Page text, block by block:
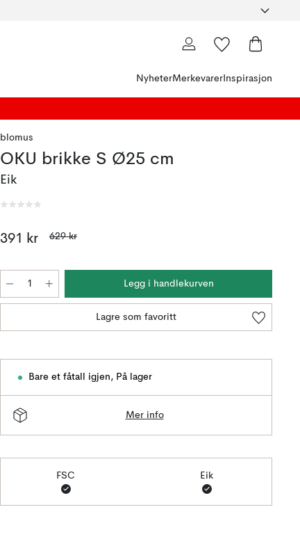
NyheterMerkevarer Inspirasjon
blomus
OKU brikke S Ø25 cm
Eik
391 kr 629 kr
Legg i handlekurven
Lagre som favoritt
Bare et fåtall igjen, På lager
Mer info
FSC Eik